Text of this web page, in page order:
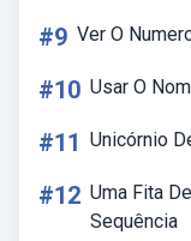
#9 Ver O
#10 Usar O
#11 Unicórnio
#12 Uma Fita
Sequência